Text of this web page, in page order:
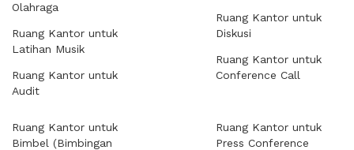
Olahraga
Ruang Kantor untuk
Latihan Musik
Ruang Kantor untuk
Audit
Ruang Kantor untuk
Diskusi
Ruang Kantor untuk
Conference Call
Ruang Kantor untuk
Bimbel (Bimbingan
Ruang Kantor untuk
Press Conference